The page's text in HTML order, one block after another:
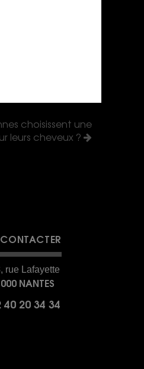
choisissent une
leurs cheveux ?
rue Lafayette
NANTES
40 20 34 34